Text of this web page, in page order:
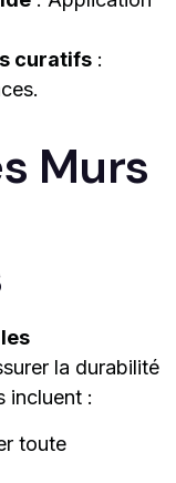
curatifs :
Murs
la durabilité
incluent :
toute